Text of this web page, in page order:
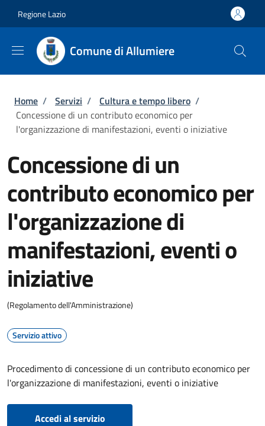
Regione Lazio
Comune di Allumiere
Briciole di pane
Home / Servizi / Cultura e tempo libero /
Concessione di un contributo economico per
l'organizzazione di manifestazioni, eventi o iniziative
Concessione di un
contributo economico per
l'organizzazione di
manifestazioni, eventi o
iniziative
(Regolamento dell'Amministrazione)
Servizio attivo
Procedimento di concessione di un contributo economico per
l'organizzazione di manifestazioni, eventi o iniziative
Accedi al servizio